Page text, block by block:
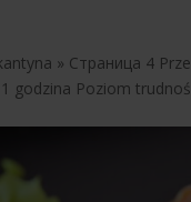
» Страница 4
godzina Poziom